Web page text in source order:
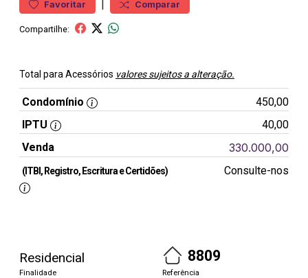
Favoritar | Comparar
Compartilhe:
Total para Acessórios valores sujeitos a alteração.
Condomínio
450,00
IPTU
40,00
Venda
330.000,00
(ITBI, Registro, Escritura e Certidões) Consulte-nos
Residencial
Finalidade
8809
Referência